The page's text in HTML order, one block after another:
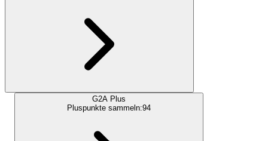
G2A Plus
Pluspunkte sammeln:94